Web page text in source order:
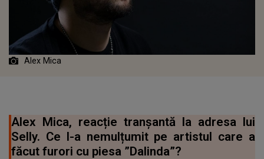
Alex Mica
Alex Mica, reacție tranșantă la adresa lui
Selly. Ce l-a nemulțumit pe artistul care a
făcut furori cu piesa ”Dalinda”?